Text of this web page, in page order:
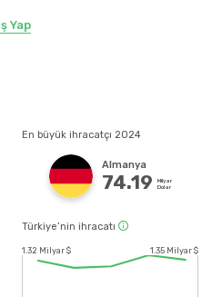
Yap
En büyük ihracatçı 2024
Almanya
74.19
Milyar
Dolar
Türkiye’nin ihracatı
1.32 Milyar $ 1.35 Milyar $